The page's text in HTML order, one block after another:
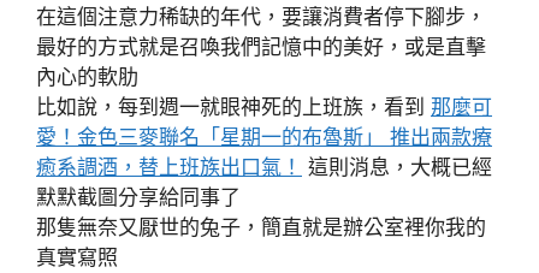
在這個注意力稀缺的年代，要讓消費者停下腳步，
最好的方式就是召喚我們記憶中的美好，或是直擊
內心的軟肋
比如說，每到週一就眼神死的上班族，看到 那麼可
愛！金色三麥聯名「星期一的布魯斯」 推出兩款療
癒系調酒，替上班族出口氣！ 這則消息，大概已經
默默截圖分享給同事了
那隻無奈又厭世的兔子，簡直就是辦公室裡你我的
真實寫照